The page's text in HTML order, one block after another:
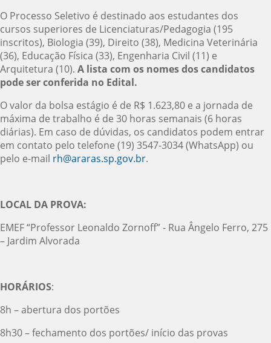
O Processo Seletivo é destinado aos estudantes dos
cursos superiores de Licenciaturas/Pedagogia (195
inscritos), Biologia (39), Direito (38), Medicina Veterinária
(36), Educação Física (33), Engenharia Civil (11) e
Arquitetura (10). A lista com os nomes dos candidatos
pode ser conferida no Edital.
O valor da bolsa estágio é de R$ 1.623,80 e a jornada de
máxima de trabalho é de 30 horas semanais (6 horas
diárias). Em caso de dúvidas, os candidatos podem entrar
em contato pelo telefone (19) 3547-3034 (WhatsApp) ou
pelo e-mail rh@araras.sp.gov.br.
LOCAL DA PROVA:
EMEF “Professor Leonaldo Zornoff” - Rua Ângelo Ferro, 275
– Jardim Alvorada
HORÁRIOS:
8h – abertura dos portões
8h30 – fechamento dos portões/ início das provas